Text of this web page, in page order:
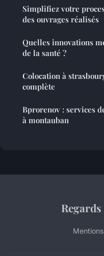
Simplifiez votre
des ouvrages réalisés
Quelles innovations
de la santé ?
Colocation à
complète
Bprorenov : services
à montauban